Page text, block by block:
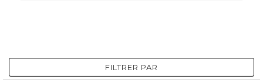
FILTRER PAR